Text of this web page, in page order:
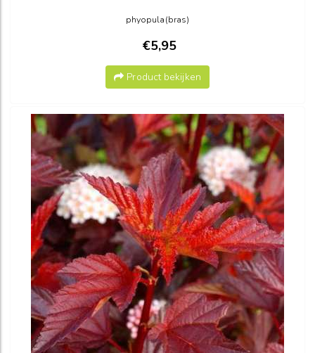
phyopula(bras)
€5,95
Product bekijken